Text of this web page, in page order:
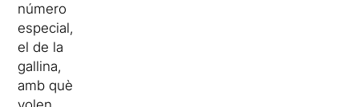
número
especial,
el de la
gallina,
amb què